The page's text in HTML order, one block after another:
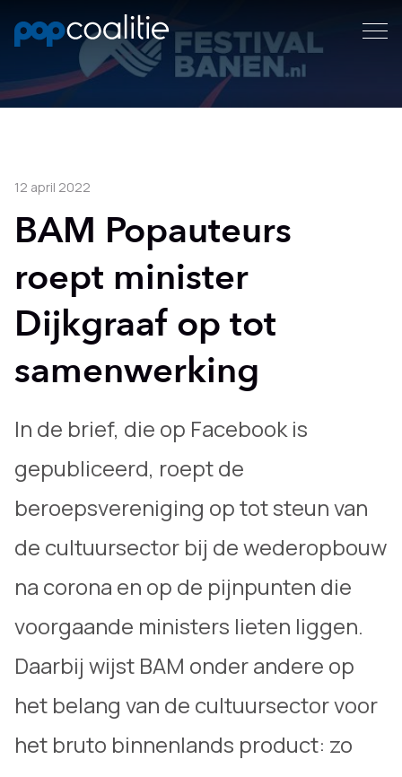
12 april 2022
BAM Popauteurs
roept minister
Dijkgraaf op tot
samenwerking
In de brief, die op Facebook is
gepubliceerd, roept de
beroepsvereniging op tot steun van
de cultuursector bij de wederopbouw
na corona en op de pijnpunten die
voorgaande ministers lieten liggen.
Daarbij wijst BAM onder andere op
het belang van de cultuursector voor
het bruto binnenlands product: zo